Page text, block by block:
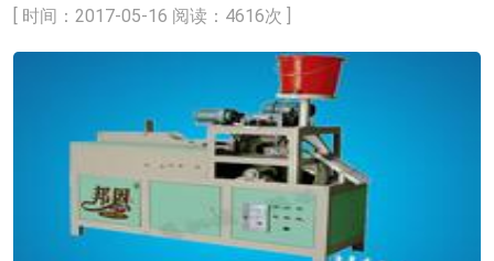
[ 时间：2017-05-16 阅读：4616次 ]